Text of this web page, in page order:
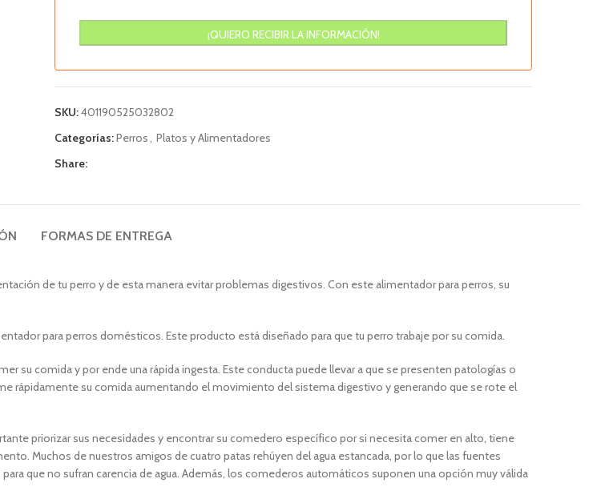
SKU:401190525032802
Categorías:Perros, Platos y Alimentadores
Share:
FORMAS DE ENTREGA
de tu perro y de esta manera evitar problemas digestivos. Con este alimentador para perros, su
para perros domésticos. Este producto está diseñado para que tu perro trabaje por su comida.
su comida y por ende una rápida ingesta. Este conducta puede llevar a que se presenten patologías o
rápidamente su comida aumentando el movimiento del sistema digestivo y generando que se rote el
priorizar sus necesidades y encontrar su comedero específico por si necesita comer en alto, tiene
Muchos de nuestros amigos de cuatro patas rehúyen del agua estancada, por lo que las fuentes
que no sufran carencia de agua. Además, los comederos automáticos suponen una opción muy válida